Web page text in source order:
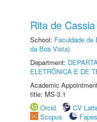
Rita de
School: Faculdade de
da Boa Vista)
Department:
ELETRÔNICA E DE
Academic
title: MS-3.1
Orcid
CV
Scopus